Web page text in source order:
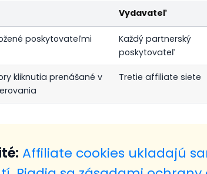
Vydavateľ
poskytovateľmi
Každý partnerský
poskytovateľ
kliknutia prenášané v
Tretie affiliate siete
Affiliate cookies ukladajú